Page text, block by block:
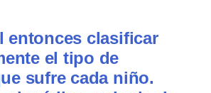
entonces clasificar
el tipo de
sufre cada niño.